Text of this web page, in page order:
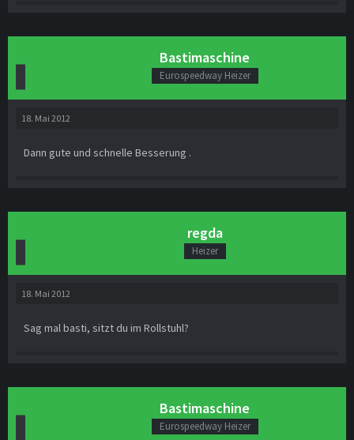
Bastimaschine
Eurospeedway Heizer
18. Mai 2012
Dann gute und schnelle Besserung .
regda
Heizer
18. Mai 2012
Sag mal basti, sitzt du im Rollstuhl?
Bastimaschine
Eurospeedway Heizer